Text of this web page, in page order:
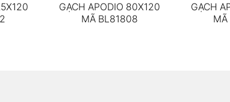
GẠCH APODIO 80X120
MÃ BL81808
GẠCH
MÃ